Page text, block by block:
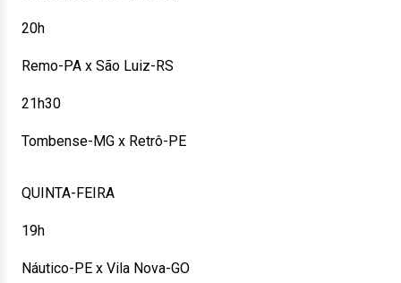
20h
Remo-PA x São Luiz-RS
21h30
Tombense-MG x Retrô-PE
QUINTA-FEIRA
19h
Náutico-PE x Vila Nova-GO